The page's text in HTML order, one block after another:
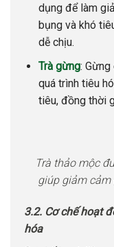
dụng để làm
bụng và khó
dễ chịu.
Trà gừng:
quá trình tiêu
tiêu, đồng thời
Trà thảo mộc
giúp giảm cảm
3.2. Cơ chế hoạt
hóa